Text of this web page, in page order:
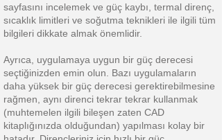
sayfasını incelemek ve güç kaybı, termal direnç,
sıcaklık limitleri ve soğutma teknikleri ile ilgili tüm
bilgileri dikkate almak önemlidir.
Ayrıca, uygulamaya uygun bir güç derecesi
seçtiğinizden emin olun. Bazı uygulamaların
daha yüksek bir güç derecesi gerektirebilmesine
rağmen, aynı direnci tekrar tekrar kullanmak
(muhtemelen ilgili bileşen zaten CAD
kitaplığınızda olduğundan) yapılması kolay bir